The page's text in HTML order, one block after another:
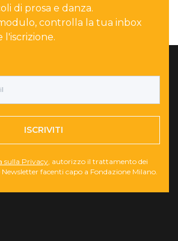
di prosa e danza.
controlla la tua inbox
ISCRIVITI
sulla Privacy, autorizzo il trattamento dei
facenti capo a Fondazione Milano.